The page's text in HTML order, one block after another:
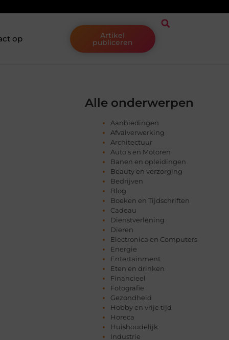
op Artikel
publiceren
Alle onderwerpen
Aanbiedingen
Afvalverwerking
Architectuur
Auto's en Motoren
Banen en opleidingen
Beauty en verzorging
Bedrijven
Blog
Boeken en Tijdschriften
Cadeau
Dienstverlening
Dieren
Electronica en Computers
Energie
Entertainment
Eten en drinken
Financieel
Fotografie
Gezondheid
Hobby en vrije tijd
Horeca
Huishoudelijk
Industrie